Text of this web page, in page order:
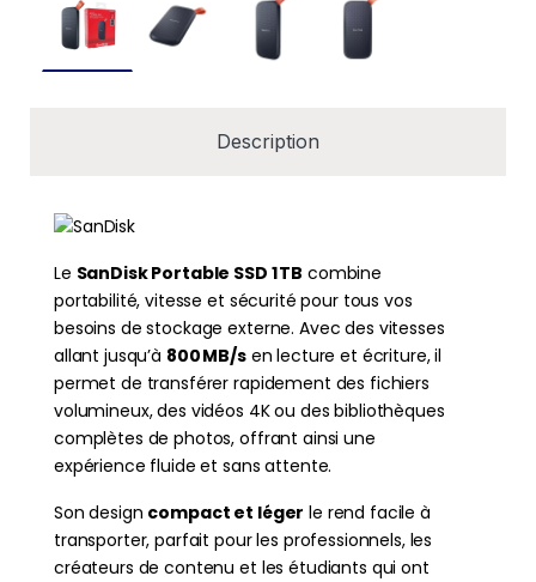
Description
Le SanDisk Portable SSD 1 TB combine
portabilité, vitesse et sécurité pour tous vos
besoins de stockage externe. Avec des vitesses
allant jusqu’à 800 MB/sen lecture et écriture, il
permet de transférer rapidement des fichiers
volumineux, des vidéos 4K ou des bibliothèques
complètes de photos, offrant ainsi une
expérience fluide et sans attente.
Son design compact et léger le rend facile à
transporter, parfait pour les professionnels, les
créateurs de contenu et les étudiants qui ont